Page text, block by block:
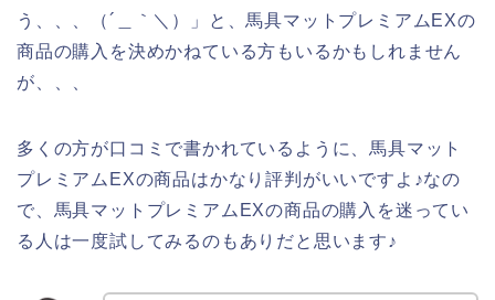
う、、、（´＿｀＼）」と、馬具マットプレミアムEXの
商品の購入を決めかねている方もいるかもしれません
が、、、
多くの方が口コミで書かれているように、馬具マット
プレミアムEXの商品はかなり評判がいいですよ♪なの
で、馬具マットプレミアムEXの商品の購入を迷ってい
る人は一度試してみるのもありだと思います♪